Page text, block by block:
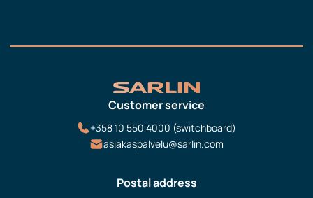
Customer service
+358 10 550 4000 (switchboard)
asiakaspalvelu@sarlin.com
Postal address